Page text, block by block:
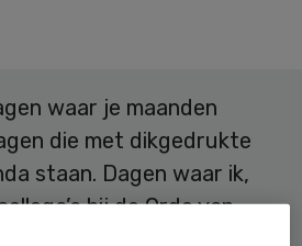
waar je maanden
die met dikgedrukte
staan. Dagen waar ik,
bij de Orde van